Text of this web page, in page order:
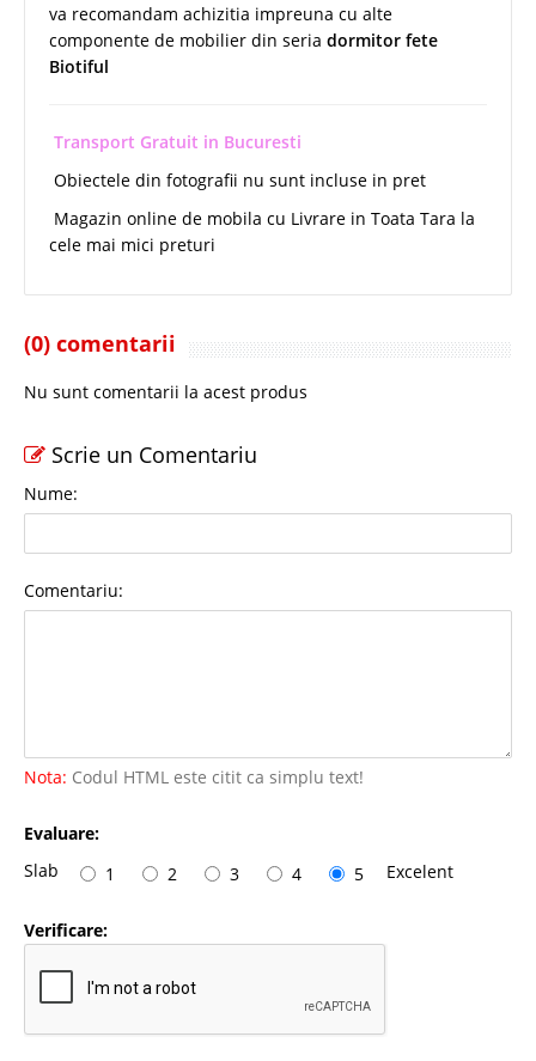
va recomandam achizitia impreuna cu alte
componente de mobilier din seria dormitor fete
Biotiful
Transport Gratuit in Bucuresti
Obiectele din fotografii nu sunt incluse in pret
Magazin online de mobila cu Livrare in Toata Tara la
cele mai mici preturi
(0) comentarii
Nu sunt comentarii la acest produs
Scrie un Comentariu
Nume:
Comentariu:
Nota: Codul HTML este citit ca simplu text!
Evaluare:
Slab
1 2 3 4 5 Excelent
Verificare: